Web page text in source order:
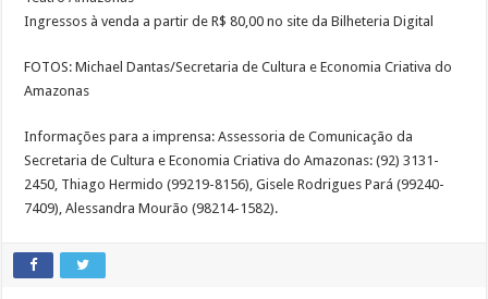
Ingressos à venda a partir de R$ 80,00 no site da Bilheteria Digital
FOTOS: Michael Dantas/Secretaria de Cultura e Economia Criativa do
Amazonas
Informações para a imprensa: Assessoria de Comunicação da
Secretaria de Cultura e Economia Criativa do Amazonas: (92) 3131-
2450, Thiago Hermido (99219-8156), Gisele Rodrigues Pará (99240-
7409), Alessandra Mourão (98214-1582).